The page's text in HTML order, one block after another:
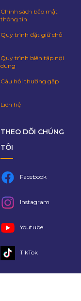
Chính sách bảo mật
thông tin
Quy trình đặt giữ chỗ
Quy trình biên tập nội
dung
Câu hỏi thường gặp
Liên hệ
THEO DÕI CHÚNG
TÔI
Facebook
Instagram
Youtube
TikTok